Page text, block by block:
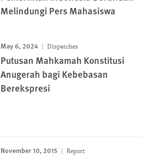
Melindungi Pers Mahasiswa
May 6, 2024 Dispatches
Putusan Mahkamah Konstitusi
Anugerah bagi Kebebasan
Berekspresi
November 10, 2015 Report